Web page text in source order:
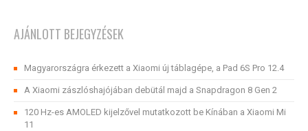
AJÁNLOTT BEJEGYZÉSEK
Magyarországra érkezett a Xiaomi új táblagépe, a Pad 6S Pro 12.4
A Xiaomi zászlóshajójában debütál majd a Snapdragon 8 Gen 2
120 Hz-es AMOLED kijelzővel mutatkozott be Kínában a Xiaomi Mi
11